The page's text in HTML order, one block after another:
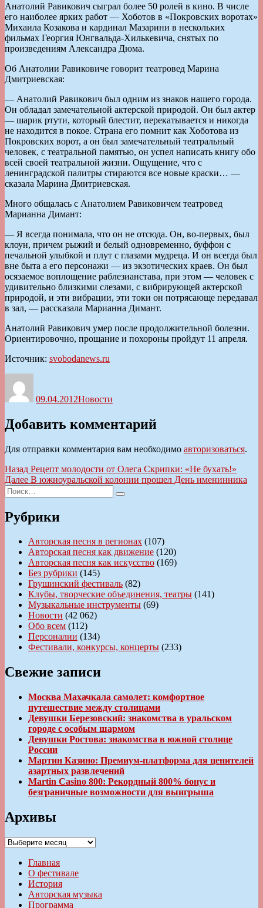
Анатолий Равикович сыграл более 50 ролей в кино. В числе
его наиболее ярких работ — Хоботов в «Покровских воротах»
Михаила Козакова и кардинал Мазарини в нескольких
фильмах Георгия Юнгвальда-Хилькевича, снятых по
произведениям Александра Дюма.
Об Анатолии Равиковиче говорит театровед Марина
Дмитриевская:
— Анатолий Равикович был одним из знаков нашего города.
Он обладал замечательной актерской природой. Он был актер
— шарик ртути, который блестит, перекатывается и никогда
не находится в покое. Страна его помнит как Хоботова из
Покровских ворот, а он был замечательный театральный
человек, с театральной памятью, он успел написать книгу обо
всей своей театральной жизни. Ощущение, что с
ленинградской палитры стираются все новые краски… —
сказала Марина Дмитриевская.
Много общалась с Анатолием Равиковичем театровед
Марианна Димант:
— Я всегда понимала, что он не отсюда. Он, во-первых, был
клоун, причем рыжий и белый одновременно, буффон с
печальной улыбкой и плут с глазами мудреца. И он всегда был
вне быта а его персонажи — из экзотических краев. Он был
осязаемое воплощение раблезианстава, при этом — человек с
удивительно близкими слезами, с вибрирующей актерской
природой, и эти вибрации, эти токи он потрясающе передавал
в зал, — рассказала Марианна Димант.
Анатолий Равикович умер после продолжительной болезни.
Ориентировочно, прощание и похороны пройдут 11 апреля.
Источник: svobodanews.ru
09.04.2012Новости
Добавить комментарий
Для отправки комментария вам необходимо авторизоваться.
Навигация
по
записям
Назад Предыдущая
запись:
Рецепт молодости от Олега Скрипки: «Не бухать!»
Далее Следующая
В южноуральской колонии прошел День именинника
Искать:
Поиск
Рубрики
Авторская песня в регионах (107)
Авторская песня как движение (120)
Авторская песня как искусство (169)
Без рубрики (145)
Грушинский фестиваль (82)
Клубы, творческие объединения, театры (141)
Музыкальные инструменты (69)
Новости (42 062)
Обо всем (112)
Персоналии (134)
Фестивали, конкурсы, концерты (233)
Свежие записи
Москва Махачкала самолет: комфортное
путешествие между столицами
Девушки Березовский: знакомства в уральском
городе с особым шармом
Девушки Ростова: знакомства в южной столице
России
Мартин Казино: Премиум-платформа для ценителей
азартных развлечений
Martin Casino 800: Рекордный 800% бонус и
безграничные возможности для выигрыша
Архивы
Архивы
Главная
О фестивале
История
Авторская музыка
Программа